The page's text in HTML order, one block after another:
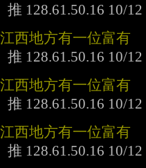
西地方有一位富有
西地方有一位富有
西地方有一位富有